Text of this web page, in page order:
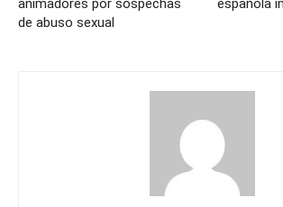
animadores por sospechas
de abuso sexual
española